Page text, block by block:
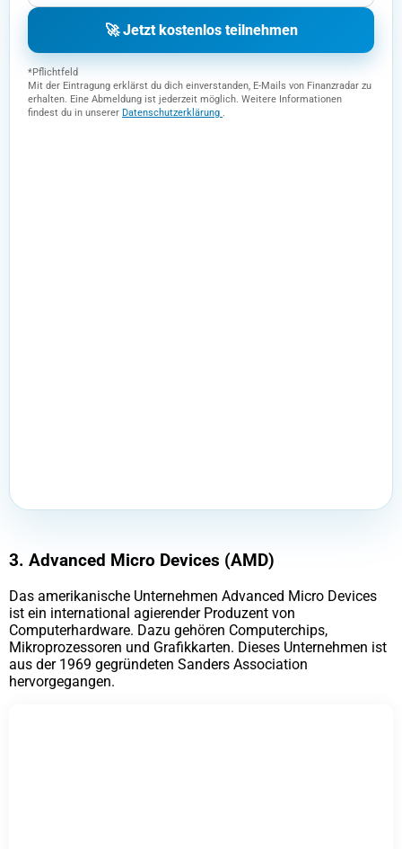
🚀 Jetzt kostenlos teilnehmen
*Pflichtfeld
Mit der Eintragung erklärst du dich einverstanden, E-Mails von Finanzradar zu
erhalten. Eine Abmeldung ist jederzeit möglich. Weitere Informationen
findest du in unserer Datenschutzerklärung .
3. Advanced Micro Devices (AMD)
Das amerikanische Unternehmen Advanced Micro Devices
ist ein international agierender Produzent von
Computerhardware. Dazu gehören Computerchips,
Mikroprozessoren und Grafikkarten. Dieses Unternehmen ist
aus der 1969 gegründeten Sanders Association
hervorgegangen.